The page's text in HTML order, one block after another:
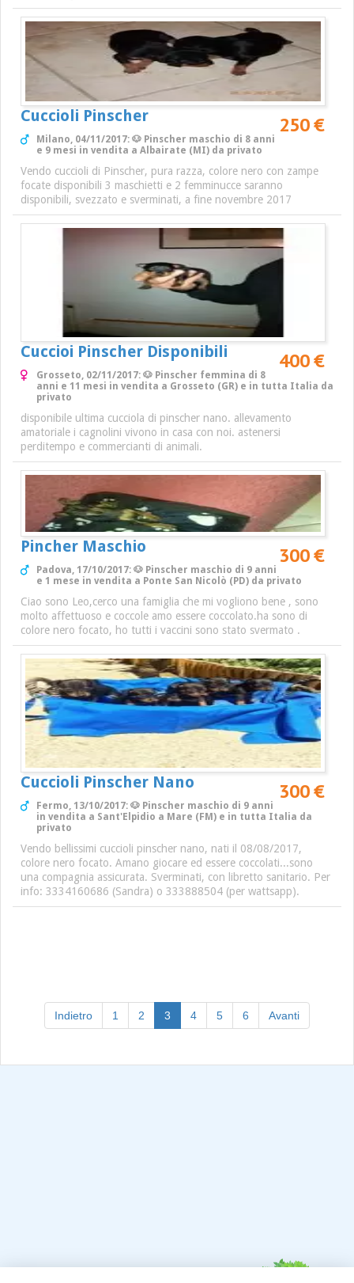
Cuccioli Pinscher 250 €
Milano, 04/11/2017: 🐶 Pinscher maschio di 8 anni
e 9 mesi in vendita a Albairate (MI) da privato
Vendo cuccioli di Pinscher, pura razza, colore nero con zampe
focate disponibili 3 maschietti e 2 femminucce saranno
disponibili, svezzato e sverminati, a fine novembre 2017
Cuccioi Pinscher Disponibili 400 €
Grosseto, 02/11/2017: 🐶 Pinscher femmina di 8
anni e 11 mesi in vendita a Grosseto (GR) e in tutta Italia da
privato
disponibile ultima cucciola di pinscher nano. allevamento
amatoriale i cagnolini vivono in casa con noi. astenersi
perditempo e commercianti di animali.
Pincher Maschio 300 €
Padova, 17/10/2017: 🐶 Pinscher maschio di 9 anni
e 1 mese in vendita a Ponte San Nicolò (PD) da privato
Ciao sono Leo,cerco una famiglia che mi vogliono bene , sono
molto affettuoso e coccole amo essere coccolato.ha sono di
colore nero focato, ho tutti i vaccini sono stato svermato .
Cuccioli Pinscher Nano 300 €
Fermo, 13/10/2017: 🐶 Pinscher maschio di 9 anni
in vendita a Sant'Elpidio a Mare (FM) e in tutta Italia da
privato
Vendo bellissimi cuccioli pinscher nano, nati il 08/08/2017,
colore nero focato. Amano giocare ed essere coccolati...sono
una compagnia assicurata. Sverminati, con libretto sanitario. Per
info: 3334160686 (Sandra) o 333888504 (per wattsapp).
Indietro 1 2 3 (current)
4 5 6 Avanti